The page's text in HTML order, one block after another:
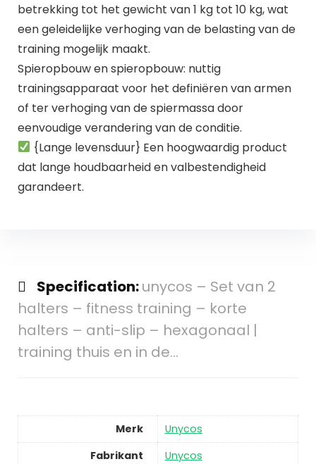
betrekking tot het gewicht van 1 kg tot 10 kg, wat
een geleidelijke verhoging van de belasting van de
training mogelijk maakt.
Spieropbouw en spieropbouw: nuttig
trainingsapparaat voor het definiëren van armen
of ter verhoging van de spiermassa door
eenvoudige verandering van de conditie.
{Lange levensduur} Een hoogwaardig product
dat lange houdbaarheid en valbestendigheid
garandeert.
Specification:unycos – Set van 2
halters – fitness training – korte
halters – anti-slip – hexagonaal |
training thuis en in de…
Merk
Unycos
Fabrikant
Unycos